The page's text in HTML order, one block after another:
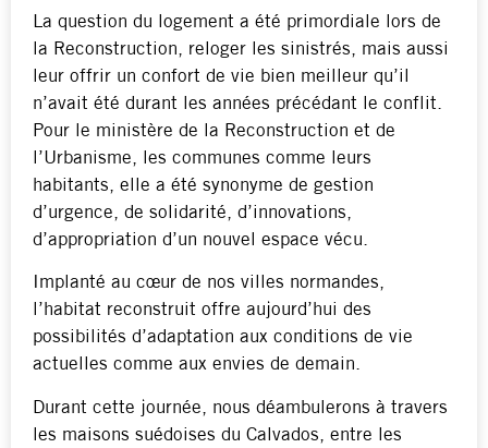
La question du logement a été primordiale lors de
la Reconstruction, reloger les sinistrés, mais aussi
leur offrir un confort de vie bien meilleur qu’il
n’avait été durant les années précédant le conflit.
Pour le ministère de la Reconstruction et de
l’Urbanisme, les communes comme leurs
habitants, elle a été synonyme de gestion
d’urgence, de solidarité, d’innovations,
d’appropriation d’un nouvel espace vécu.
Implanté au cœur de nos villes normandes,
l’habitat reconstruit offre aujourd’hui des
possibilités d’adaptation aux conditions de vie
actuelles comme aux envies de demain.
Durant cette journée, nous déambulerons à travers
les maisons suédoises du Calvados, entre les